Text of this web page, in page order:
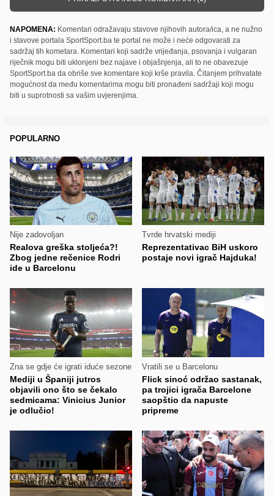
NAPOMENA: Komentari odražavaju stavove njihovih autora/ica, a ne nužno
i stavove portala SportSport.ba te portal ne može i neće odgovarati za
sadržaj tih kometara. Komentari koji sadrže vrijeđanja, psovanja i vulgaran
riječnik mogu biti uklonjeni bez najave i objašnjenja, ali to ne obavezuje
SportSport.ba da obriše sve komentare koji krše pravila. Čitanjem prihvatate
mogućnost da među komentarima mogu biti pronađeni sadržaji koji mogu
biti u suprotnosti sa vašim uvjerenjima.
POPULARNO
Nije zadovoljan
Realova greška stoljeća?!
Zbog jedne rečenice Rodri
ide u Barcelonu
Tvrde hrvatski mediji
Reprezentativac BiH uskoro
postaje novi igrač Hajduka!
Zna se gdje će igrati iduće sezone
Mediji u Španiji jutros
objavili ono što se čekalo
sedmicama: Vinicius Junior
je odlučio!
Vratili se u Barcelonu
Flick sinoć održao sastanak,
pa trojici igrača Barcelone
saopštio da napuste
pripreme